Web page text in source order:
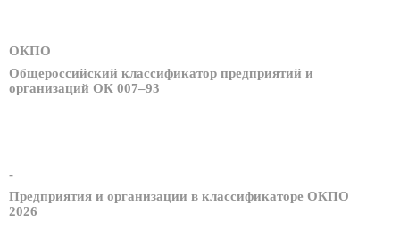
ОКПО
Общероссийский классификатор предприятий и
организаций ОК 007–93
-
Предприятия и организации в классификаторе ОКПО
2026